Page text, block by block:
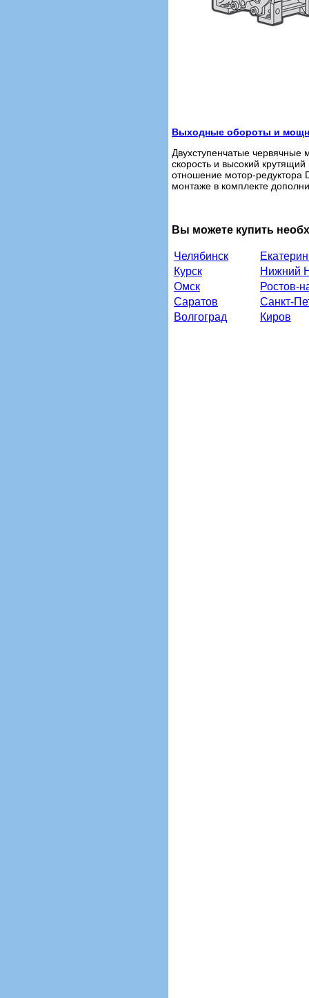
Выходные обороты и
Двухступенчатые червячные
скорость и высокий
отношение мотор-редуктора
монтаже в комплекте
Вы можете купить
Челябинск
Курск
Нижний
Омск
Ростов-
Саратов
Санкт-
Волгоград
Киров